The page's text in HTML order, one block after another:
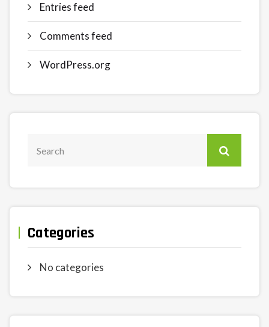
Entries feed
Comments feed
WordPress.org
Categories
No categories